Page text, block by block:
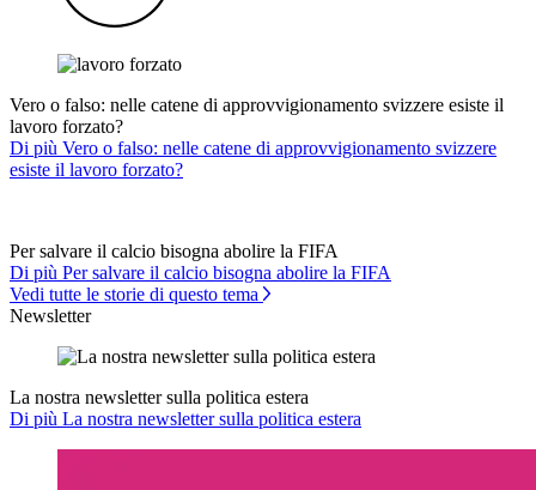
Vero o falso: nelle catene di approvvigionamento svizzere esiste il
lavoro forzato?
Di più Vero o falso: nelle catene di approvvigionamento svizzere
esiste il lavoro forzato?
Per salvare il calcio bisogna abolire la FIFA
Di più Per salvare il calcio bisogna abolire la FIFA
Vedi tutte le storie di questo tema
Newsletter
La nostra newsletter sulla politica estera
Di più La nostra newsletter sulla politica estera